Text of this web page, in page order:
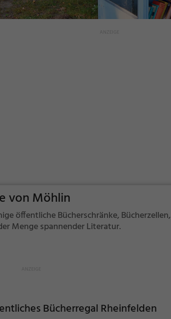
von Möhlin
öffentliche Bücherschränke, Bücherzellen,
Menge spannender Literatur.
Bücherregal Rheinfelden